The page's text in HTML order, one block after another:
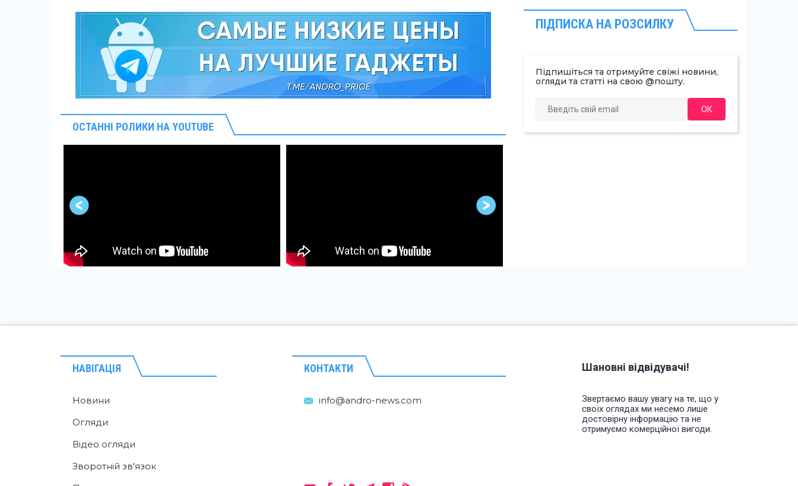
ОСТАННІ РОЛИКИ НА YOUTUBE
ПІДПИСКА НА РОЗСИЛКУ
Підпишіться та отримуйте свіжі новини,
огляди та статті на свою @пошту.
ОК
НАВІГАЦІЯ
Новини
Огляди
Відео огляди
Зворотній зв'язок
КОНТАКТИ Шановні відвідувачі!
Звертаємо вашу увагу на те, що у
своїх оглядах ми несемо лише
достовірну інформацію та не
отримуємо комерційної вигоди.